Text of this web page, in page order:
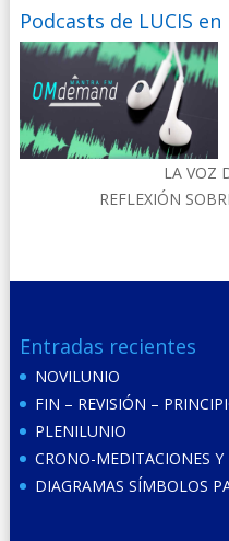
Podcasts de LUCIS
LA VOZ
REFLEXIÓN
Entradas recientes
NOVILUNIO
FIN – REVISIÓN –
PLENILUNIO
CRONO-MEDITACIONES
DIAGRAMAS SÍMBOLOS